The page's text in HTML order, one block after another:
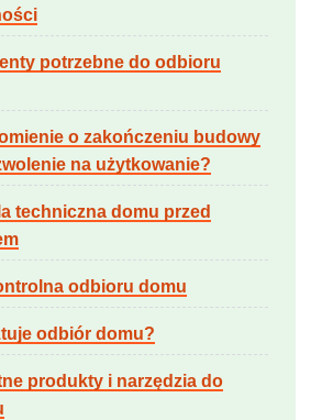
potrzebne do odbioru
o zakończeniu budowy
na użytkowanie?
techniczna domu przed
odbioru domu
odbiór domu?
produkty i narzędzia do